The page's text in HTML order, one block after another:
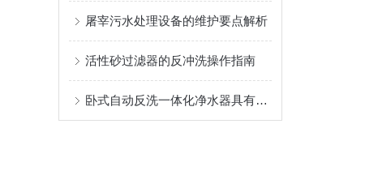
屠宰污水处理设备的维护要点解析
活性砂过滤器的反冲洗操作指南
卧式自动反洗一体化净水器具有以下技术优势